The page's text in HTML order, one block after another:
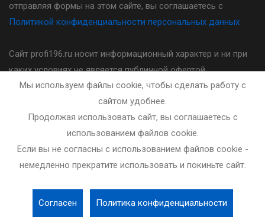
отправляя формы на этом сайте, вы соглашаетесь с
Политикой конфиденциальности персональных данных
Сайт profi196.ru носит информационный характер и ни при
каких условиях не является публичной офертой,
определяемой положениями статьи 437(2) Гражданского
кодекса Российской Федерации. Стоимость, порядок и
другие условия предоставления услуг указанных на сайте
необходимо уточнять у администратора автошколы.
Разработка и сопровождение сайта - bleaksoft.ru
Мы используем файлы cookie, чтобы сделать работу с
сайтом удобнее.
Продолжая использовать сайт, вы соглашаетесь с
использованием файлов cookie.
Если вы не согласны с использованием файлов cookie -
немедленно прекратите использовать и покиньте сайт.
Согласен Политика конфиденциальности